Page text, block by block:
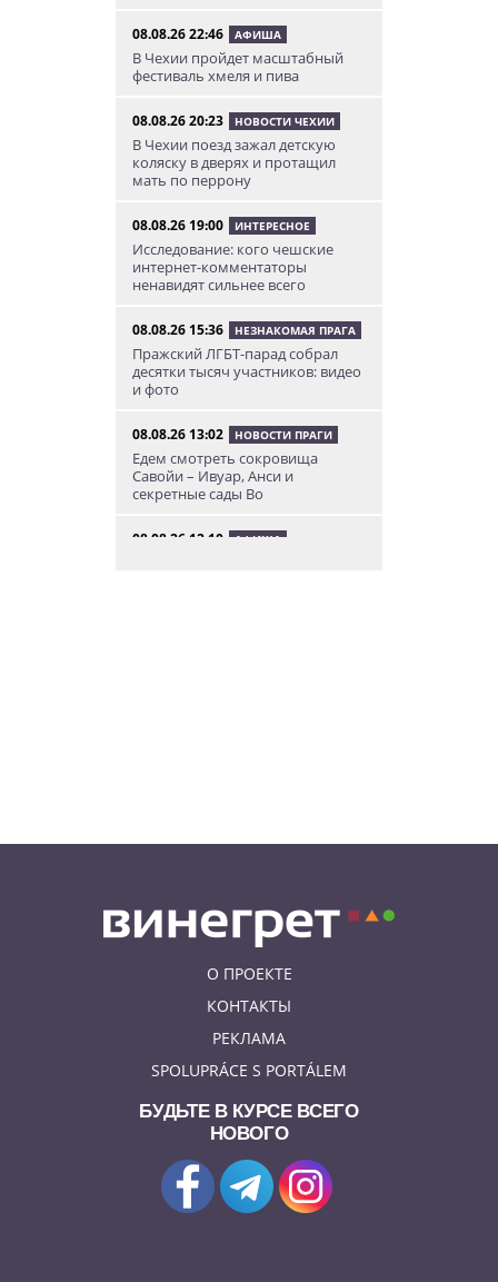
08.08.26 22:46 АФИША
В Чехии пройдет масштабный
фестиваль хмеля и пива
08.08.26 20:23 НОВОСТИ ЧЕХИИ
В Чехии поезд зажал детскую
коляску в дверях и протащил
мать по перрону
08.08.26 19:00 ИНТЕРЕСНОЕ
Исследование: кого чешские
интернет-комментаторы
ненавидят сильнее всего
08.08.26 15:36 НЕЗНАКОМАЯ ПРАГА
Пражский ЛГБТ-парад собрал
десятки тысяч участников: видео
и фото
08.08.26 13:02 НОВОСТИ ПРАГИ
Едем смотреть сокровища
Савойи – Ивуар, Анси и
секретные сады Во
08.08.26 12:10 АФИША
О ПРОЕКТЕ
КОНТАКТЫ
РЕКЛАМА
SPOLUPRÁCE S PORTÁLEM
БУДЬТЕ В КУРСЕ ВСЕГО
НОВОГО